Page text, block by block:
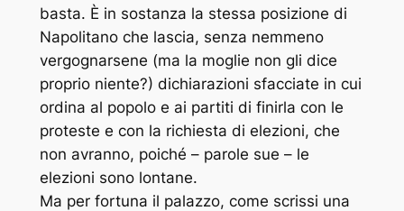
basta. È in sostanza la stessa posizione di
Napolitano che lascia, senza nemmeno
vergognarsene (ma la moglie non gli dice
proprio niente?) dichiarazioni sfacciate in cui
ordina al popolo e ai partiti di finirla con le
proteste e con la richiesta di elezioni, che
non avranno, poiché – parole sue – le
elezioni sono lontane.
Ma per fortuna il palazzo, come scrissi una